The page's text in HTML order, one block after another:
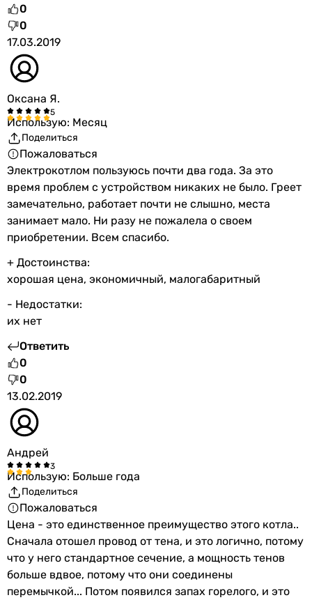
0
0
17.03.2019
Оксана Я.
Использую: Месяц
Поделиться
Пожаловаться
Электрокотлом пользуюсь почти два года. За это
время проблем с устройством никаких не было. Греет
замечательно, работает почти не слышно, места
занимает мало. Ни разу не пожалела о своем
приобретении. Всем спасибо.
+ Достоинства:
хорошая цена, экономичный, малогабаритный
- Недостатки:
их нет
Ответить
0
0
13.02.2019
Андрей
Использую: Больше года
Поделиться
Пожаловаться
Цена - это единственное преимущество этого котла..
Сначала отошел провод от тена, и это логично, потому
что у него стандартное сечение, а мощность тенов
больше вдвое, потому что они соединены
перемычкой... Потом появился запах горелого, и это